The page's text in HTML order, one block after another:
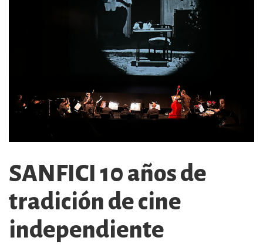
SANFICI 10 años de
tradición de cine
independiente